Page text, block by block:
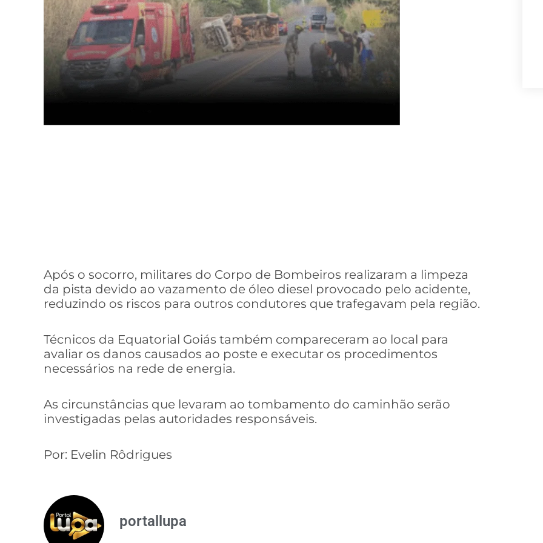
Após o socorro, militares do Corpo de Bombeiros realizaram a limpeza
da pista devido ao vazamento de óleo diesel provocado pelo acidente,
reduzindo os riscos para outros condutores que trafegavam pela região.
Técnicos da Equatorial Goiás também compareceram ao local para
avaliar os danos causados ao poste e executar os procedimentos
necessários na rede de energia.
As circunstâncias que levaram ao tombamento do caminhão serão
investigadas pelas autoridades responsáveis.
Por: Evelin Rôdrigues
portallupa